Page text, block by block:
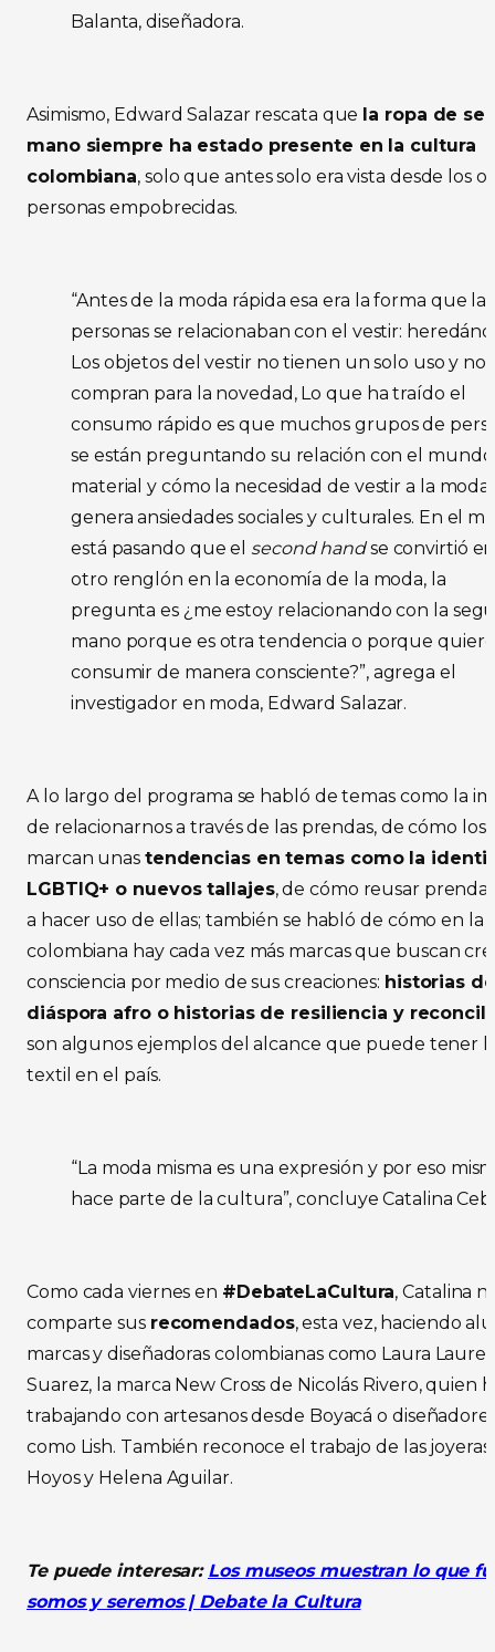
Balanta, diseñadora.
Asimismo, Edward Salazar rescata que la ropa de
mano siempre ha estado presente en la cultura
colombiana, solo que antes solo era vista desde los
personas empobrecidas.
“Antes de la moda rápida esa era la forma que las
personas se relacionaban con el vestir:
Los objetos del vestir no tienen un solo uso y no
compran para la novedad, Lo que ha traído el
consumo rápido es que muchos grupos de
se están preguntando su relación con el mundo
material y cómo la necesidad de vestir a la moda
genera ansiedades sociales y culturales. En el
está pasando que el second handse convirtió en
otro renglón en la economía de la moda, la
pregunta es ¿me estoy relacionando con la
mano porque es otra tendencia o porque quiero
consumir de manera consciente?”, agrega el
investigador en moda, Edward Salazar.
A lo largo del programa se habló de temas como la
de relacionarnos a través de las prendas, de cómo los
marcan unas tendencias en temas como la
LGBTIQ+ o nuevos tallajes, de cómo reusar
a hacer uso de ellas; también se habló de cómo en la
colombiana hay cada vez más marcas que buscan
consciencia por medio de sus creaciones: historias
diáspora afro o historias de resiliencia y
son algunos ejemplos del alcance que puede tener
textil en el país.
“La moda misma es una expresión y por eso
hace parte de la cultura”, concluye Catalina
Como cada viernes en #DebateLaCultura, Catalina
comparte sus recomendados, esta vez, haciendo
marcas y diseñadoras colombianas como Laura
Suarez, la marca New Cross de Nicolás Rivero, quien
trabajando con artesanos desde Boyacá o
como Lish. También reconoce el trabajo de las joyeras
Hoyos y Helena Aguilar.
Te puede interesar: Los museos muestran lo que
somos y seremos | Debate la Cultura